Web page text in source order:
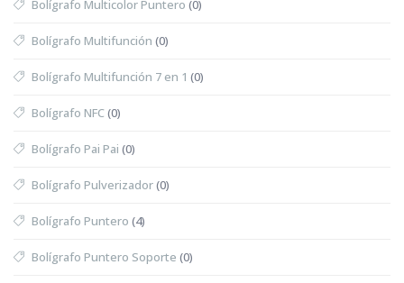
Bolígrafo Multicolor Puntero (0)
Bolígrafo Multifunción (0)
Bolígrafo Multifunción 7 en 1 (0)
Bolígrafo NFC(0)
Bolígrafo Pai Pai (0)
Bolígrafo Pulverizador(0)
Bolígrafo Puntero (4)
Bolígrafo Puntero Soporte (0)